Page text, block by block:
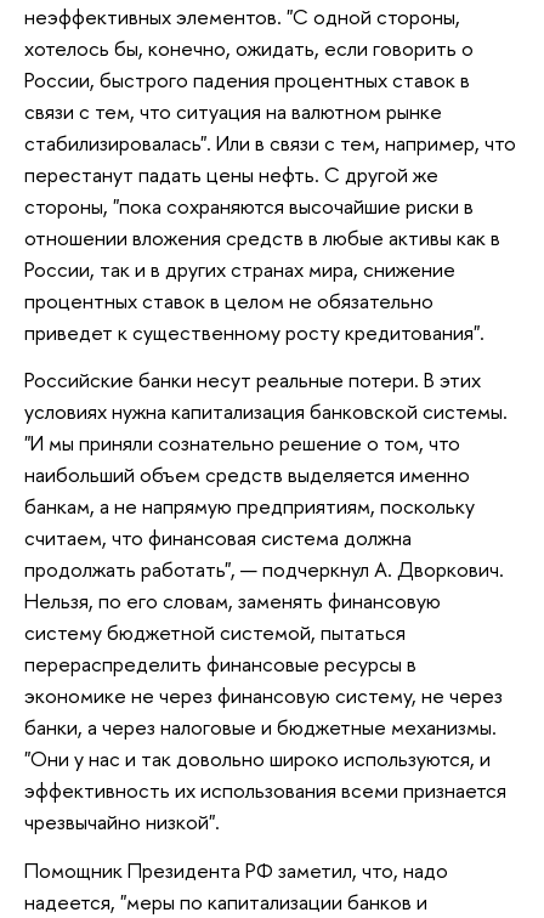
неэффективных элементов. "С одной стороны,
хотелось бы, конечно, ожидать, если говорить о
России, быстрого падения процентных ставок в
связи с тем, что ситуация на валютном рынке
стабилизировалась". Или в связи с тем, например, что
перестанут падать цены нефть. С другой же
стороны, "пока сохраняются высочайшие риски в
отношении вложения средств в любые активы как в
России, так и в других странах мира, снижение
процентных ставок в целом не обязательно
приведет к существенному росту кредитования".
Российские банки несут реальные потери. В этих
условиях нужна капитализация банковской системы.
"И мы приняли сознательно решение о том, что
наибольший объем средств выделяется именно
банкам, а не напрямую предприятиям, поскольку
считаем, что финансовая система должна
продолжать работать", — подчеркнул А. Дворкович.
Нельзя, по его словам, заменять финансовую
систему бюджетной системой, пытаться
перераспределить финансовые ресурсы в
экономике не через финансовую систему, не через
банки, а через налоговые и бюджетные механизмы.
"Они у нас и так довольно широко используются, и
эффективность их использования всеми признается
чрезвычайно низкой".
Помощник Президента РФ заметил, что, надо
надеется, "меры по капитализации банков и